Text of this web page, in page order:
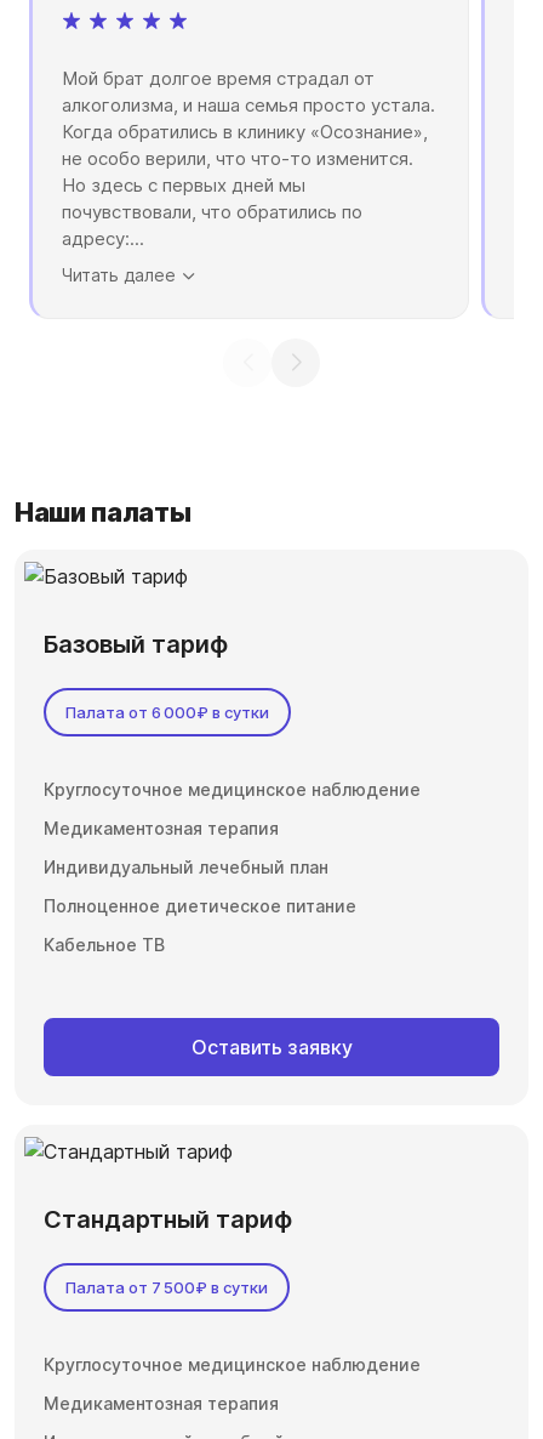
Мой брат долгое время страдал от
алкоголизма, и наша семья просто устала.
Когда обратились в клинику «Осознание»,
не особо верили, что что-то изменится.
Но здесь с первых дней мы
почувствовали, что обратились по
адресу:...
Читать далее
Наши палаты
Базовый тариф
Палата от 6 000₽ в сутки
Круглосуточное медицинское наблюдение
Медикаментозная терапия
Индивидуальный лечебный план
Полноценное диетическое питание
Кабельное ТВ
Оставить заявку
Стандартный тариф
Палата от 7 500₽ в сутки
Круглосуточное медицинское наблюдение
Медикаментозная терапия